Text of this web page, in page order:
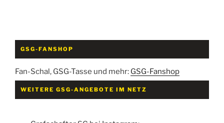
GSG-FANSHOP
Fan-Schal, GSG-Tasse und mehr: GSG-Fanshop
WEITERE GSG-ANGEBOTE IM NETZ